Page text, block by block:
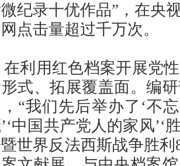
微纪录十优作品”，在央
点击量超过千万次。
在利用红色档案开展党
式、拓展覆盖面。编
“我们先后举办了‘不
中国共产党人的家风
世界反法西斯战争胜